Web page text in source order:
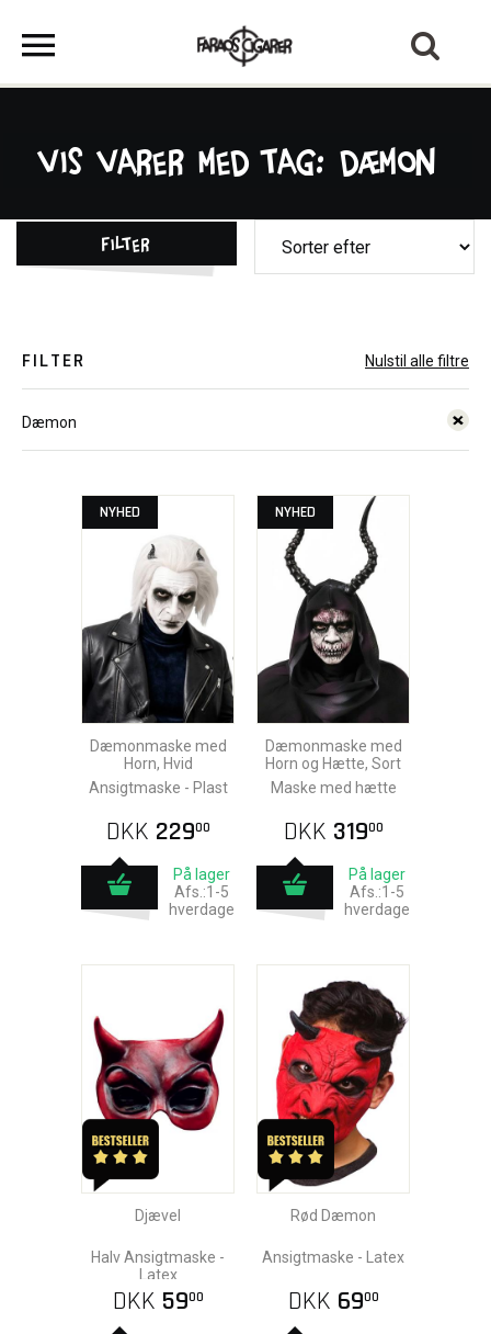
Vis varer med tag: Dæmon
Filter
FILTER Nulstil alle filtre
Dæmon
NYHED
Dæmonmaske med
Horn, Hvid
Ansigtmaske - Plast
DKK 22900
På lager
Afs.:1-5
hverdage
NYHED
Dæmonmaske med
Horn og Hætte, Sort
Maske med hætte
DKK 31900
På lager
Afs.:1-5
hverdage
Djævel
Halv Ansigtmaske -
Latex
DKK 5900
Rød Dæmon
Ansigtmaske - Latex
DKK 6900